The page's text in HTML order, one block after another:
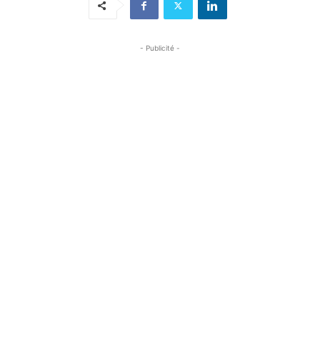
- Publicité -